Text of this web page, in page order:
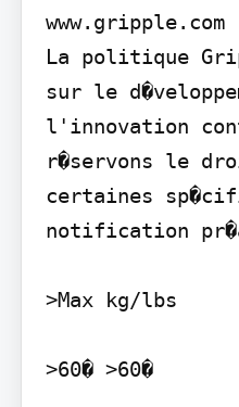
www.gripple.com
La politique
sur le
l'innovation
r�servons le
certaines
notification
>Max kg/lbs
>60� >60�